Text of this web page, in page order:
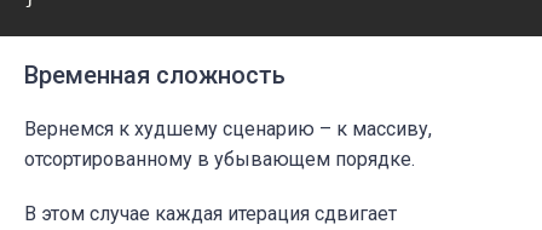
Временная сложность
Вернемся к худшему сценарию – к массиву,
отсортированному в убывающем порядке.
В этом случае каждая итерация сдвигает